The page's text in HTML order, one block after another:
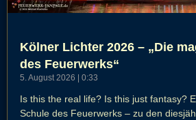
Kölner Lichter 2026 – „Die
des Feuerwerks“
5. August 2026 0:33
Is this the real life? Is this just fantasy?
Schule des Feuerwerks – zu den